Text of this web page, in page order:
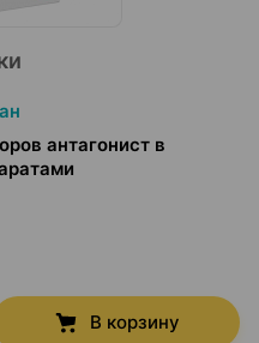
антагонист в
В корзину